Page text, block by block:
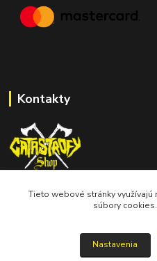
Kontakty
catastrofy.shop@gmail.com
Tieto webové stránky
súbory cookies.
Nastavenia